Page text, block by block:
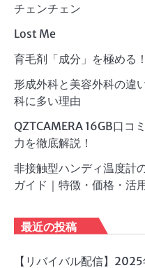
チェンチェン
Lost Me
育毛剤「成分」を極める！
形成外科と美容外科の違
科に多い理由
QZTCAMERA 16GB口コ
力を徹底解説！
非接触型ハンディ温度計
ガイド｜特徴・価格・活
最近の投稿
【リバイバル配信】